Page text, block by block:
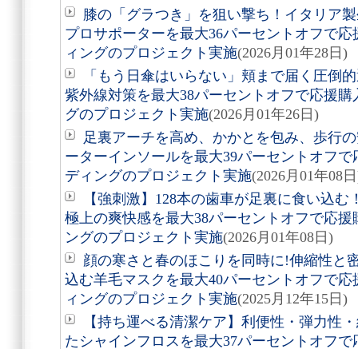
膝の「グラつき」を狙い撃ち！イタリア
プロサポーターを最大36パーセントオフで
ィングのプロジェクト実施(2026月01年28日)
「もう日傘はいらない」頬まで届く圧倒
紫外線対策を最大38パーセントオフで応援
グのプロジェクト実施(2026月01年26日)
足裏アーチを高め、かかとを包み、歩行
ーターインソールを最大39パーセントオフ
ディングのプロジェクト実施(2026月01年08
【強刺激】128本の歯車が足裏に食い込
極上の爽快感を最大38パーセントオフで応
ングのプロジェクト実施(2026月01年08日)
顔の寒さと春のほこりを同時に!伸縮性と
込む羊毛マスクを最大40パーセントオフで
ィングのプロジェクト実施(2025月12年15日)
【持ち運べる清潔ケア】利便性・弾力性
たシャインフロスを最大37パーセントオフ